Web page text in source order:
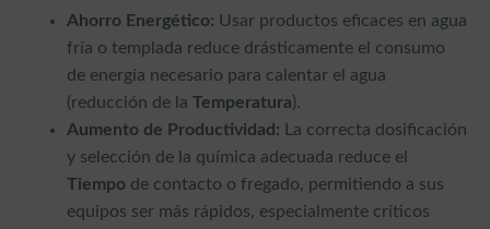
Ahorro Energético: Usar productos eficaces en agua
fría o templada reduce drásticamente el consumo
de energía necesario para calentar el agua
(reducción de la Temperatura).
Aumento de Productividad: La correcta dosificación
y selección de la química adecuada reduce el
Tiempo de contacto o fregado, permitiendo a sus
equipos ser más rápidos, especialmente críticos